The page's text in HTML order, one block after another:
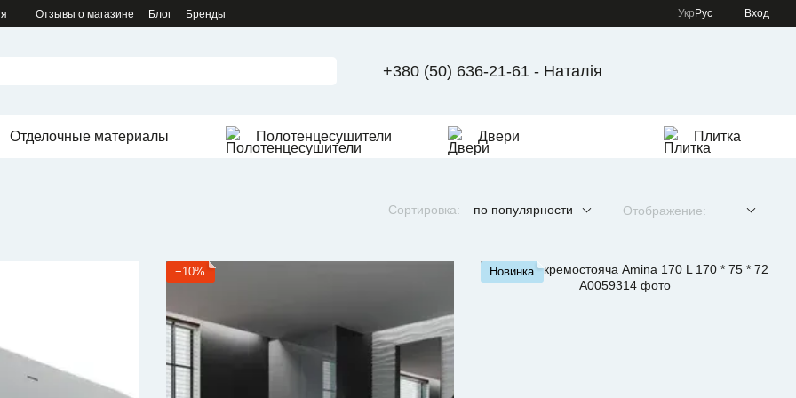
Отзывы о магазине Блог Бренды Укр Рус Вход
+380 (50) 636-21-61 - Наталія
Отделочные материалы Полотенцесушители Двери Плитка
Сортировка: по популярности Отображение:
−10% Новинка